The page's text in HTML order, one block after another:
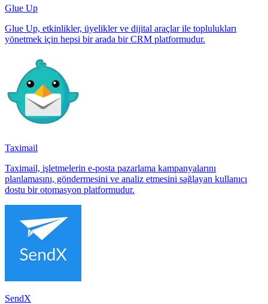
Glue Up
Glue Up, etkinlikler, üyelikler ve dijital araçlar ile toplulukları
yönetmek için hepsi bir arada bir CRM platformudur.
Taximail
Taximail, işletmelerin e-posta pazarlama kampanyalarını
planlamasını, göndermesini ve analiz etmesini sağlayan kullanıcı
dostu bir otomasyon platformudur.
SendX